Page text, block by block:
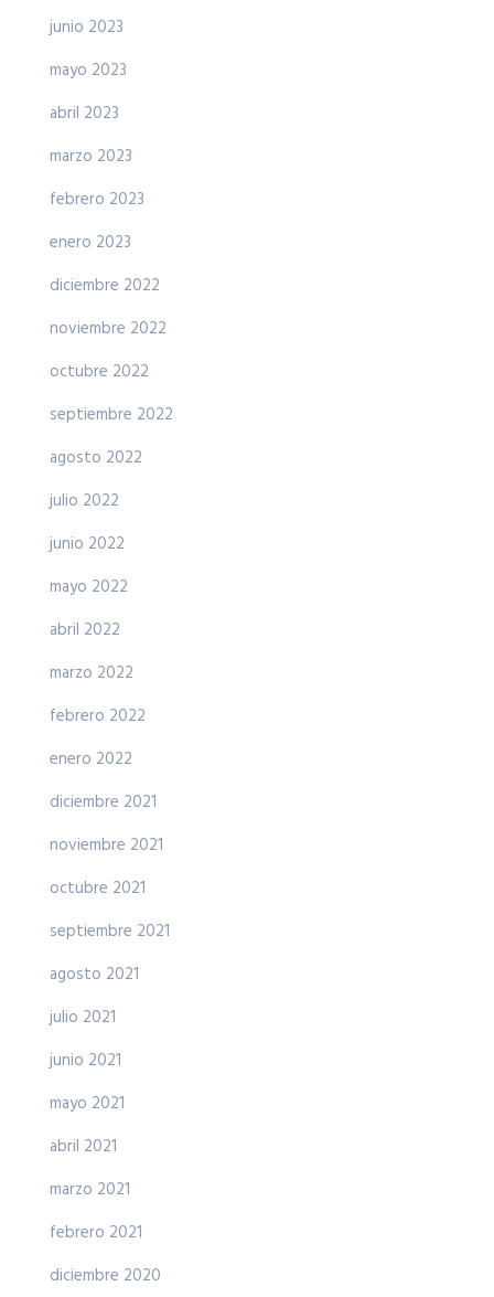
junio 2023
mayo 2023
abril 2023
marzo 2023
febrero 2023
enero 2023
diciembre 2022
noviembre 2022
octubre 2022
septiembre 2022
agosto 2022
julio 2022
junio 2022
mayo 2022
abril 2022
marzo 2022
febrero 2022
enero 2022
diciembre 2021
noviembre 2021
octubre 2021
septiembre 2021
agosto 2021
julio 2021
junio 2021
mayo 2021
abril 2021
marzo 2021
febrero 2021
diciembre 2020